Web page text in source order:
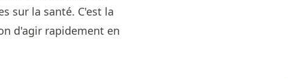
sur la santé. C'est la
d'agir rapidement en